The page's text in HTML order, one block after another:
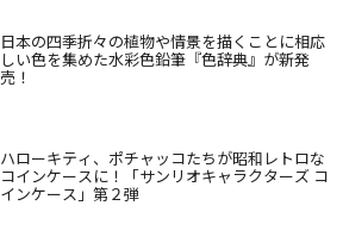
日本の四季折々の植物や情景を描くことに相応
しい色を集めた水彩色鉛筆『色辞典』が新発
売！
ハローキティ、ポチャッコたちが昭和レトロな
コインケースに！「サンリオキャラクターズ コ
インケース」第２弾